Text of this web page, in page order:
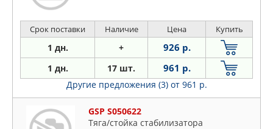
Срок поставки Наличие Цена Купить
1 дн. + 926 р.
1 дн. 17 шт. 961 р.
Другие предложения (3) от 961 р.
GSP S050622
Тяга/стойка стабилизатора